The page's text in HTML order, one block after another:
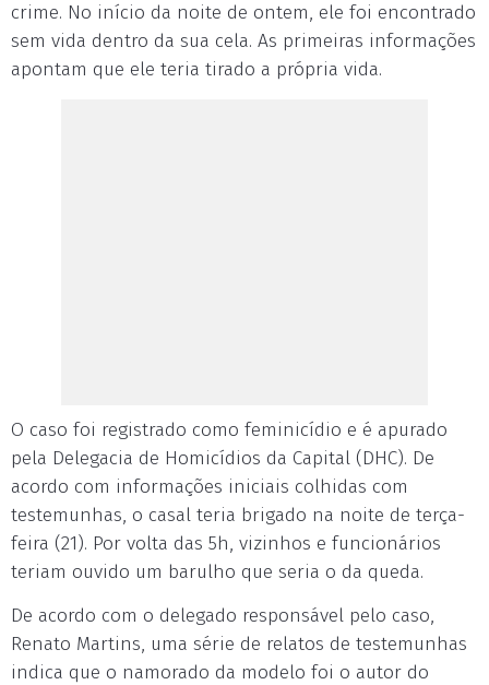
crime. No início da noite de ontem, ele foi encontrado
sem vida dentro da sua cela. As primeiras informações
apontam que ele teria tirado a própria vida.
O caso foi registrado como feminicídio e é apurado
pela Delegacia de Homicídios da Capital (DHC). De
acordo com informações iniciais colhidas com
testemunhas, o casal teria brigado na noite de terça-
feira (21). Por volta das 5h, vizinhos e funcionários
teriam ouvido um barulho que seria o da queda.
De acordo com o delegado responsável pelo caso,
Renato Martins, uma série de relatos de testemunhas
indica que o namorado da modelo foi o autor do